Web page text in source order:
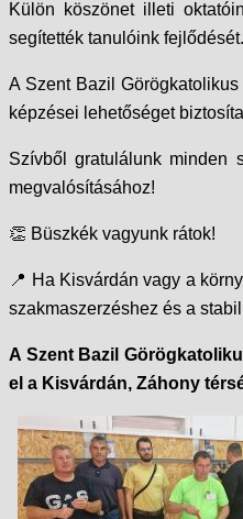
Külön köszönet illeti
segítették tanulóink
A Szent Bazil
képzései lehetőséget
Szívből gratulálunk minden
megvalósításához!
👏 Büszkék vagyunk rátok!
📍 Ha Kisvárdán vagy a
szakmaszerzéshez és a
A Szent Bazil
el a Kisvárdán, Záhony